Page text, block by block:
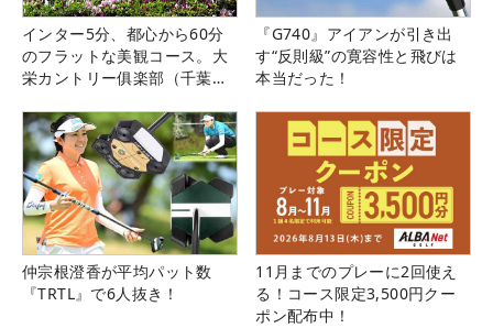
インター5分、都心から60分
のフラットな美観コース。大
栄カントリー俱楽部（千葉
『G740』アイアンが引き出
す“反則級”の寛容性と飛びは
本当だった！
仲宗根澄香が平均パット数
『TRTL』で6人抜き！
11月までのプレーに2回使え
る！コース限定3,500円クー
ポン配布中！